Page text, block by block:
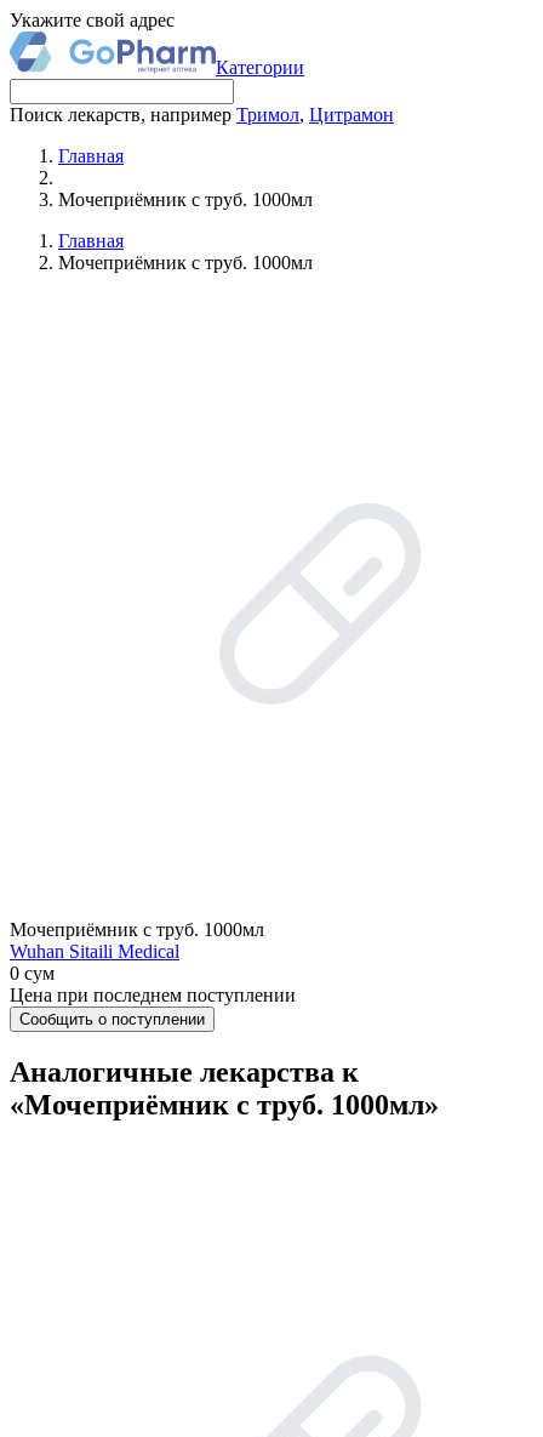
Укажите свой адрес
Категории
Поиск лекарств, например Тримол, Цитрамон
Главная
Мочеприёмник с труб. 1000мл
Главная
Мочеприёмник с труб. 1000мл
Мочеприёмник с труб. 1000мл
Wuhan Sitaili Medical
0 сум
Цена при последнем поступлении
Сообщить о поступлении
Аналогичные лекарства к
«Мочеприёмник с труб. 1000мл»